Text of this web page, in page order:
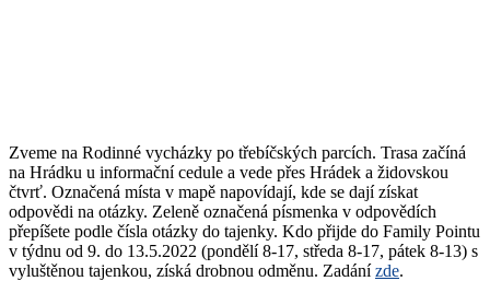
Zveme na Rodinné vycházky po třebíčských parcích. Trasa začíná
na Hrádku u informační cedule a vede přes Hrádek a židovskou
čtvrť. Označená místa v mapě napovídají, kde se dají získat
odpovědi na otázky. Zeleně označená písmenka v odpovědích
přepíšete podle čísla otázky do tajenky. Kdo přijde do Family Pointu
v týdnu od 9. do 13.5.2022 (pondělí 8-17, středa 8-17, pátek 8-13) s
vyluštěnou tajenkou, získá drobnou odměnu. Zadánízde.